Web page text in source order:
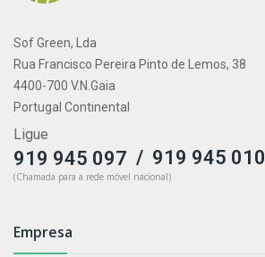
Sof Green, Lda
Rua Francisco Pereira Pinto de Lemos, 38
4400-700 V.N.Gaia
Portugal Continental
Ligue
919 945 097 / 919 945 010
(Chamada para a rede móvel nacional)
Empresa